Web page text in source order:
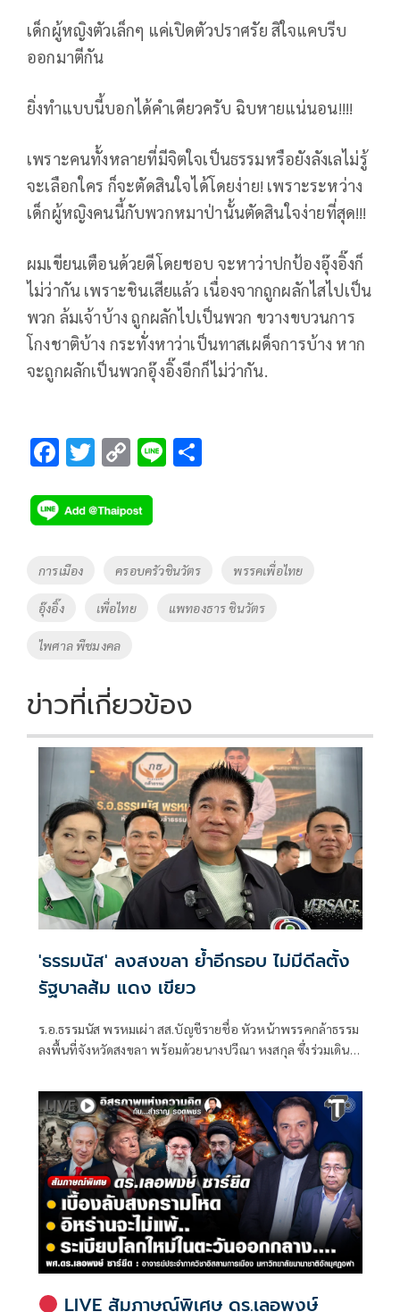
เด็กผู้หญิงตัวเล็กๆ แค่เปิดตัวปราศรัย สิใจแคบรีบ
ออกมาตีกัน
ยิ่งทำแบบนี้บอกได้คำเดียวครับ ฉิบหายแน่นอน!!!!
เพราะคนทั้งหลายที่มีจิตใจเป็นธรรมหรือยังลังเลไม่รู้
จะเลือกใคร ก็จะตัดสินใจได้โดยง่าย! เพราะระหว่าง
เด็กผู้หญิงคนนี้กับพวกหมาป่านั้นตัดสินใจง่ายที่สุด!!!
ผมเขียนเตือนด้วยดีโดยชอบ จะหาว่าปกป้องอุ๊งอิ๊งก็
ไม่ว่ากัน เพราะชินเสียแล้ว เนื่องจากถูกผลักไสไปเป็น
พวก ล้มเจ้าบ้าง ถูกผลักไปเป็นพวก ขวางขบวนการ
โกงชาติบ้าง กระทั่งหาว่าเป็นทาสเผด็จการบ้าง หาก
จะถูกผลักเป็นพวกอุ๊งอิ๊งอีกก็ไม่ว่ากัน.
F
e
b
o
o
k
T
tt
er
C
p
y
Li
k
Li
Tags
การเมือง ครอบครัวชินวัตร พรรคเพื่อไทย
อุ๊งอิ๊ง เพื่อไทย แพทองธาร ชินวัตร
ไพศาล พืชมงคล
ข่าวที่เกี่ยวข้อง
'ธรรมนัส' ลงสงขลา ย้ำอีกรอบ ไม่มีดีลตั้ง
รัฐบาลส้ม แดง เขียว
ร.อ.ธรรมนัส พรหมเผ่า สส.บัญชีรายชื่อ หัวหน้าพรรคกล้าธรรม
ลงพื้นที่จังหวัดสงขลา พร้อมด้วยนางปวีณา หงสกุล ซึ่งร่วมเดิน
ณ ที่ทำการนายเดชอิศม์ โดยมีการประชุมหารือแนวทางการ
ทำงานและขับเคลื่อนนโยบายในพื้นที่ ก่อนเดินทางต่อไปยัง
จังหวัดพัทลุง
LIVE สัมภาษณ์พิเศษ ดร.เลอพงษ์